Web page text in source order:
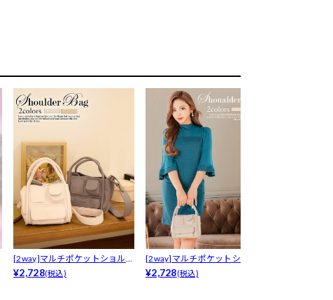
[2way]マルチポケットショルダ
ーバッグ
¥2,728(税込)
[2way]マルチポケットショルダ
ーバッグ
¥2,728(税込)